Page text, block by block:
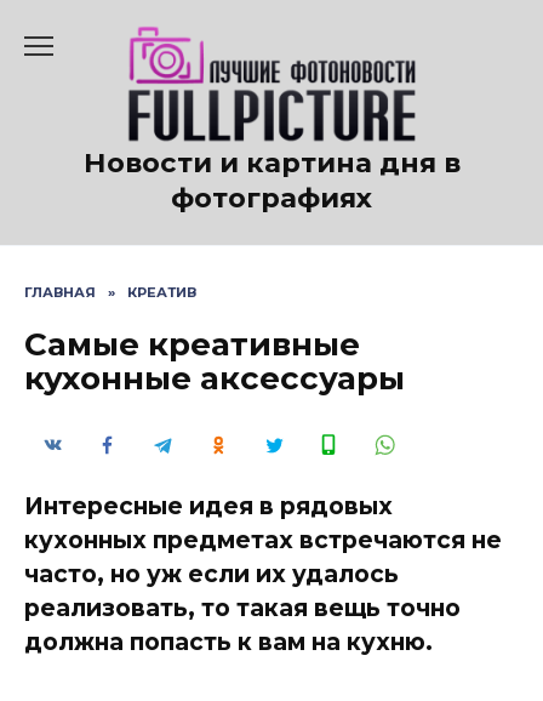
содержанию
Новости и картина дня в
фотографиях
ГЛАВНАЯ » КРЕАТИВ
Самые креативные
кухонные аксессуары
Интересные идея в рядовых
кухонных предметах встречаются не
часто, но уж если их удалось
реализовать, то такая вещь точно
должна попасть к вам на кухню.